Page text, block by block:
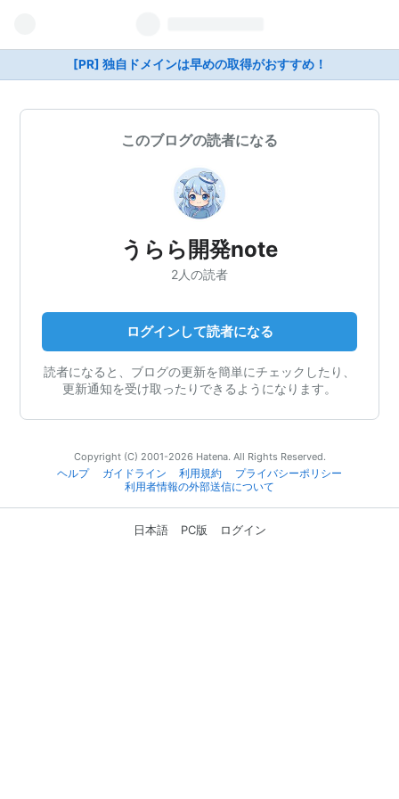
[PR] 独自ドメインは早めの取得がおすすめ！
このブログの読者になる
うらら開発note
2人の読者
ログインして読者になる
読者になると、ブログの更新を簡単にチェックしたり、
更新通知を受け取ったりできるようになります。
Copyright (C) 2001-2026 Hatena. All Rights Reserved.
ヘルプ
ガイドライン 利用規約
プライバシーポリシー
利用者情報の外部送信について
日本語 PC版 ログイン